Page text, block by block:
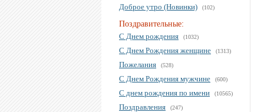
Доброе утро (Новинки) (102)
Поздравительные:
С Днем рождения
(1032)
С Днем Рождения женщине (1313)
Пожелания (528)
С Днем Рождения мужчине (600)
С днем рождения по имени (10565)
Поздравления (247)